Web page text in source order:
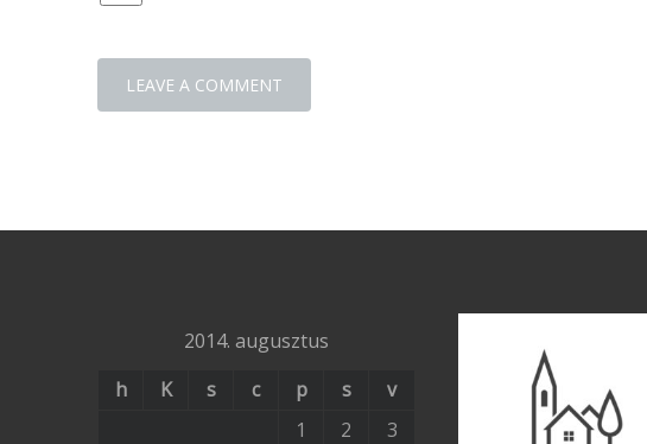
2014. augusztus
h
K s c p s
v
1
2
3